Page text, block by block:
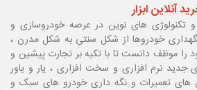
ابزار
تکنولوژی های نوین در عرصه خودروسازی و
خودروها از شکل سنتی به شکل مدرن ،
موظف دانست تا با تکیه بر تجارت پیشین و
جدید نرم افزاری و سخت افزاری ، یار و یاور
تعمیرات و نگه داری خودرو های سبک و